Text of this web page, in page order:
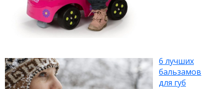
6 лучших
бальзамов
для губ